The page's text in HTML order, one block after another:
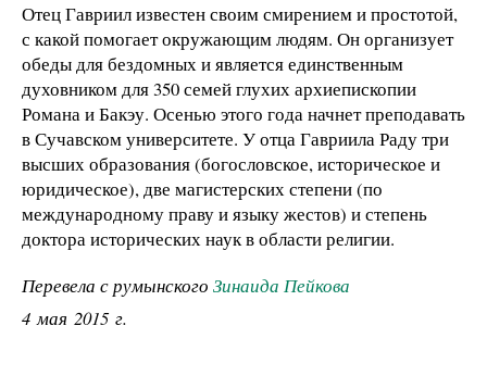
Отец Гавриил известен своим смирением и простотой,
с какой помогает окружающим людям. Он организует
обеды для бездомных и является единственным
духовником для 350 семей глухих архиепископии
Романа и Бакэу. Осенью этого года начнет преподавать
в Сучавском университете. У отца Гавриила Раду три
высших образования (богословское, историческое и
юридическое), две магистерских степени (по
международному праву и языку жестов) и степень
доктора исторических наук в области религии.
Перевела с румынского Зинаида Пейкова
4 мая 2015 г.